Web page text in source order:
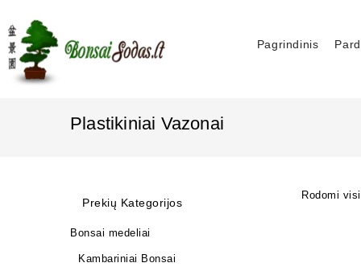
Pagrindinis
Plastikiniai Vazonai
Rodomi
Prekių Kategorijos
Bonsai medeliai
Kambariniai Bonsai